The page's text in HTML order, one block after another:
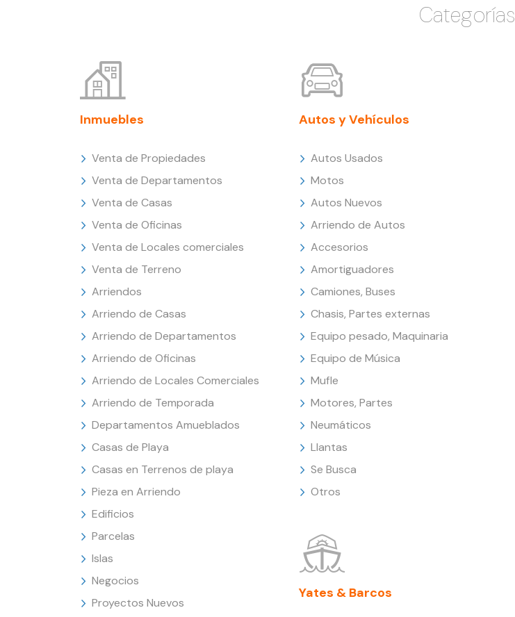
Categorías
Inmuebles
Venta de Propiedades
Venta de Departamentos
Venta de Casas
Venta de Oficinas
Venta de Locales comerciales
Venta de Terreno
Arriendos
Arriendo de Casas
Arriendo de Departamentos
Arriendo de Oficinas
Arriendo de Locales Comerciales
Arriendo de Temporada
Departamentos Amueblados
Casas de Playa
Casas en Terrenos de playa
Pieza en Arriendo
Edificios
Parcelas
Islas
Negocios
Proyectos Nuevos
Autos y Vehículos
Autos Usados
Motos
Autos Nuevos
Arriendo de Autos
Accesorios
Amortiguadores
Camiones, Buses
Chasis, Partes externas
Equipo pesado, Maquinaria
Equipo de Música
Mufle
Motores, Partes
Neumáticos
Llantas
Se Busca
Otros
Yates & Barcos